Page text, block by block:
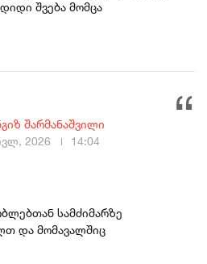
შვება მომცა
სამძიმარზე
და მომავალშიც
შარმანაშვილი
2026
14:04